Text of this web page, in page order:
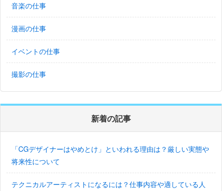
音楽の仕事
漫画の仕事
イベントの仕事
撮影の仕事
新着の記事
「CGデザイナーはやめとけ」といわれる理由は？厳しい実態や
将来性について
テクニカルアーティストになるには？仕事内容や適している人